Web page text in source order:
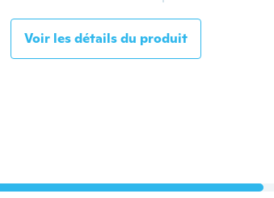
Voir les détails du produit